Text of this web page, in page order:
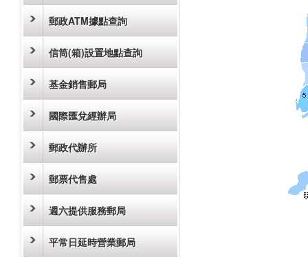
郵政ATM據點查詢
信筒(箱)設置地點查詢
基金銷售郵局
國際匯兌經辦局
郵政代辦所
郵票代售處
週六提供服務郵局
平常日延時營業郵局